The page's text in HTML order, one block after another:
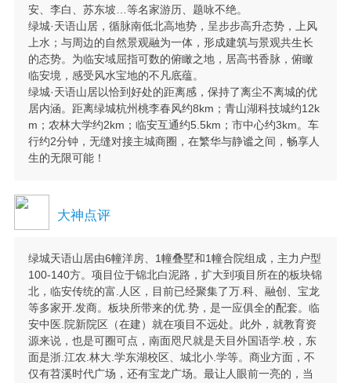
安、李白、苏东坡…等名家游历、题咏不绝。
绿城·天语山居，循脉南低北高地势，呈步步高升态势，上风
上水；与周边的自然景观融为一体，形成建筑与景观共生长
的态势。为临安域屈指可数的俯瞰之地，居高书香脉，俯瞰
临安境，感受风水宝地的不凡底蕴。
绿城·天语山居以恰到好处的距离感，保持了离尘不离城的优
居内涵。距离绿城杭州桃李春风约8km；青山湖科技城约12k
m；农林大学约2km；临安互通约5.5km；市中心约3km。车
行约2分钟，无缝对接主城商圈，在繁华与静谧之间，畅享人
生的无限可能！
大神点评
绿城天语山居由6幢洋房、1幢叠墅和1幢合院组成，主力户型
100-140方。项目位于锦北白泥路，扩大到项目所在的板块锦
北，临安传统的富.人区，目前已经聚集了万.科、融创、宝龙
等多家开.发商。板块所带来的优.势，是一应俱全的配套。临
安中医.院新院区（在建）就在项目不远处。此外，就教育资
源来说，也是可圈可点，南面咫尺就是天目外国语学.校，东
面是浙.江农.林大.学东湖校区、城北小.学等。商业方面，不
仅有苕溪时代广场，还有宝龙广场。最让人眼前一亮的，当